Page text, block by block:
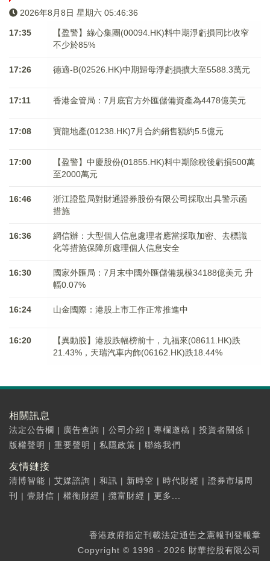
2026年8月8日 星期六 05:46:37
17:35
【盈警】綠心集團(00094.HK)料中期淨虧損同比收窄
不少於85%
17:26 德適-B(02526.HK)中期歸母淨虧損擴大至5588.3萬元
17:11 香港金管局：7月底官方外匯儲備資產為4478億美元
17:08 寶龍地產(01238.HK)7月合約銷售額約5.5億元
17:00
【盈警】中慶股份(01855.HK)料中期除稅後虧損500萬
至2000萬元
16:46
浙江證監局對財通證券股份有限公司採取出具警示函
措施
16:36
網信辦：大型個人信息處理者應當採取加密、去標識
化等措施保障所處理個人信息安全
16:30
國家外匯局：7月末中國外匯儲備規模34188億美元 升
幅0.07%
16:24 山金國際：港股上市工作正常推進中
16:20
【異動股】港股跌幅榜前十，九福來(08611.HK)跌
21.43%，天瑞汽車内飾(06162.HK)跌18.44%
相關訊息
法定公告欄 | 廣告查詢 | 公司介紹 | 專欄邀稿 | 投資者關係 |
版權聲明 | 重要聲明 | 私隱政策 | 聯絡我們
友情鏈接
清博智能 | 艾媒諮詢 | 和訊 | 新時空 | 時代財經 | 證券市場周
刊
| 壹財信 | 權衡財經 | 攬富財經 | 更多...
香港政府指定刊載法定通告之憲報刊登報章
Copyright © 1998 - 2026 財華控股有限公司